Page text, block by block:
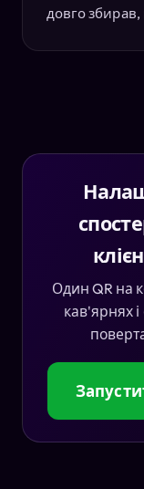
довго збирав,
Один QR на
кав'ярнях